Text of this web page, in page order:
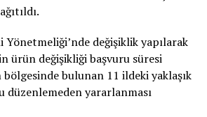
Yönetmeliği’nde değişiklik yapılarak
ürün değişikliği başvuru süresi
bölgesinde bulunan 11 ildeki yaklaşık
yararlanması